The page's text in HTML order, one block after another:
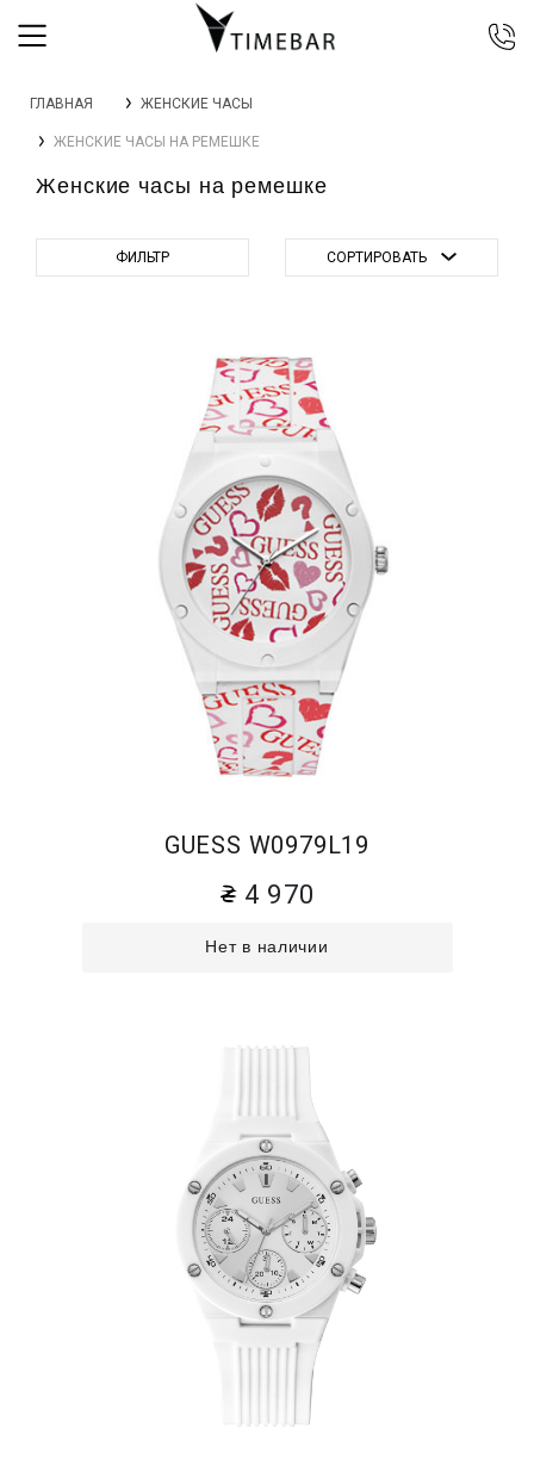
044 392 44 45
067 344 14 44 (viber)
0 800 305 805
ГЛАВНАЯ ЖЕНСКИЕ ЧАСЫ
ЖЕНСКИЕ ЧАСЫ НА РЕМЕШКЕ
Женские часы на ремешке
ФИЛЬТР СОРТИРОВАТЬ
GUESS W0979L19
4 970
Нет в наличии